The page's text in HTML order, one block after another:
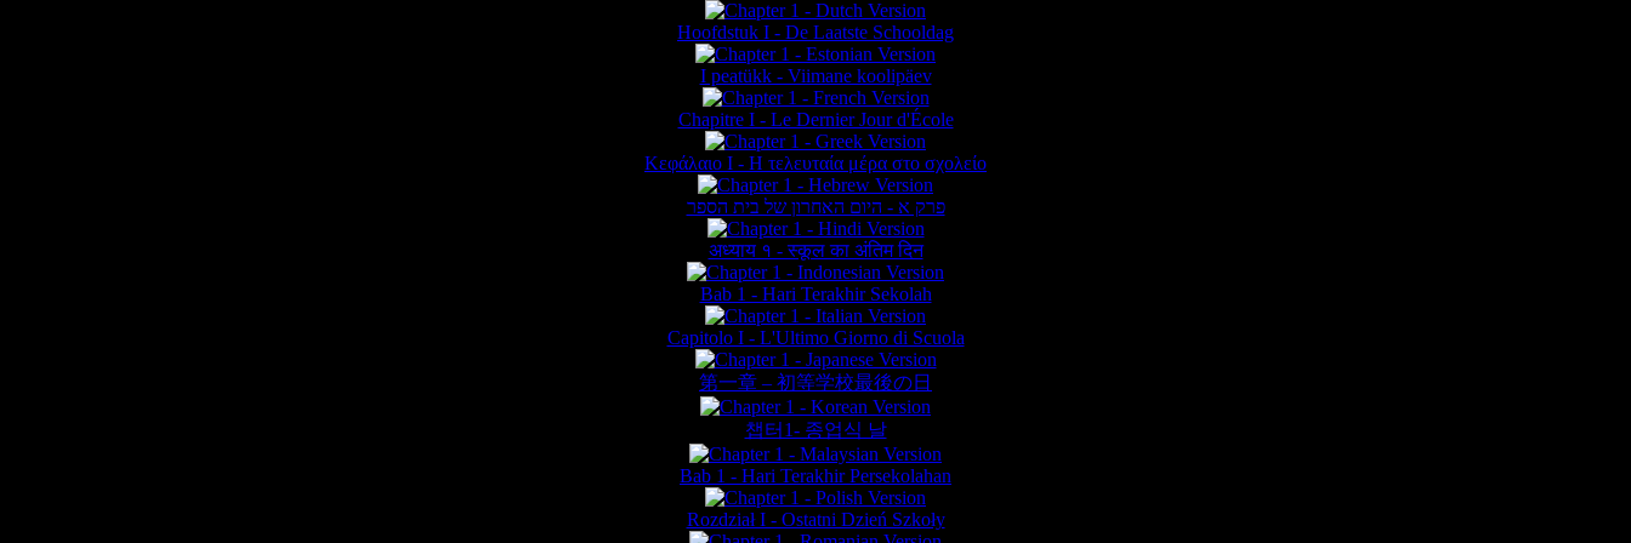
Hoofdstuk I - De Laatste Schooldag
I peatükk - Viimane koolipäev
Chapitre I - Le Dernier Jour d'École
Κεφάλαιο Ι - Η τελευταία μέρα στο σχολείο
פרק א - היום האחרון של בית הספר
अध्याय १ - स्कूल का अंतिम दिन
Bab 1 - Hari Terakhir Sekolah
Capitolo I - L'Ultimo Giorno di Scuola
第一章 – 初等学校最後の日
챕터1- 종업식 날
Bab 1 - Hari Terakhir Persekolahan
Rozdział I - Ostatni Dzień Szkoły